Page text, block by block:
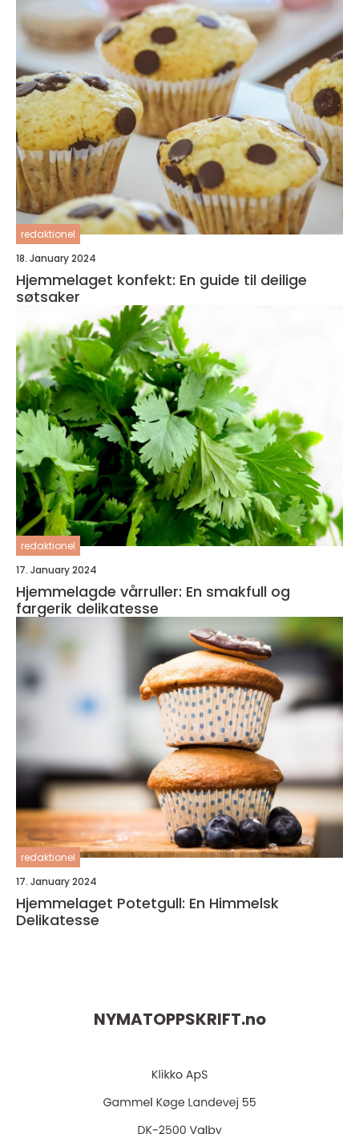
redaktionel
18. January 2024
Hjemmelaget konfekt: En guide til deilige
søtsaker
redaktionel
17. January 2024
Hjemmelagde vårruller: En smakfull og
fargerik delikatesse
redaktionel
17. January 2024
Hjemmelaget Potetgull: En Himmelsk
Delikatesse
NYMATOPPSKRIFT.no